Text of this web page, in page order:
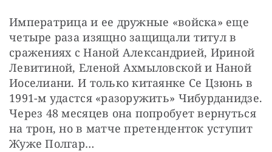
Императрица и ее дружные «войска» еще
четыре раза изящно защищали титул в
сражениях с Наной Александрией, Ириной
Левитиной, Еленой Ахмыловской и Наной
Иоселиани. И только китаянке Се Цзюнь в
1991-м удастся «разоружить» Чибурданидзе.
Через 48 месяцев она попробует вернуться
на трон, но в матче претенденток уступит
Жуже Полгар…